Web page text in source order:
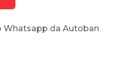
Whatsapp da Autoban